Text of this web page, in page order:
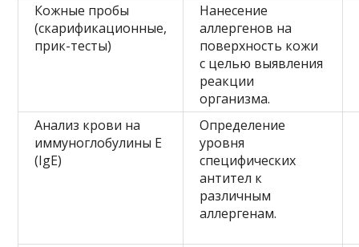
Кожные пробы
(скарификационные,
прик-тесты)
Нанесение
аллергенов на
поверхность кожи
с целью выявления
реакции
организма.
Анализ крови на
иммуноглобулины E
(IgE)
Определение
уровня
специфических
антител к
различным
аллергенам.